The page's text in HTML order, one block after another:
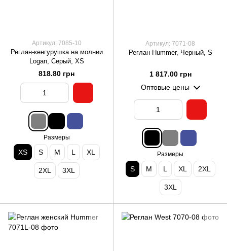
Артикул: 7085-10
Реглан-кенгурушка на молнии
Logan, Серый, XS
818.80 грн
Размеры
XS S M L XL
2XL 3XL
Артикул: 7071-08
Реглан Hummer, Черный, S
1 817.00 грн
Оптовые цены
Размеры
S M L XL 2XL
3XL